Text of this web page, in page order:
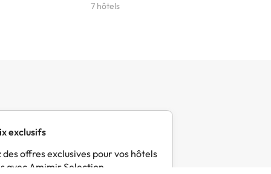
7 hôtels
exclusifs
des offres exclusives pour vos hôtels
avec Amimir Selection.